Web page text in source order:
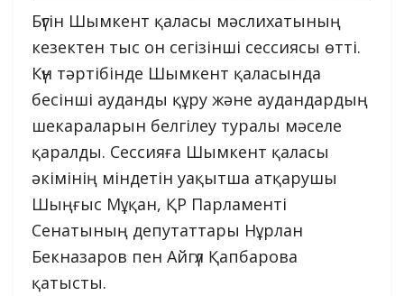
Бүгін Шымкент қаласы мәслихатының
кезектен тыс он сегізінші сессиясы өтті.
Күн тәртібінде Шымкент қаласында
бесінші ауданды құру және аудандардың
шекараларын белгілеу туралы мәселе
қаралды. Сессияға Шымкент қаласы
әкімінің міндетін уақытша атқарушы
Шыңғыс Мұқан, ҚР Парламенті
Сенатының депутаттары Нұрлан
Бекназаров пен Айгүл Қапбарова
қатысты.